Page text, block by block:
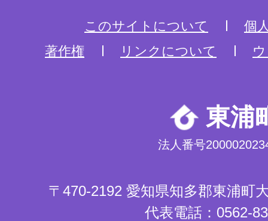
このサイトについて
個
著作権
リンクについて
東浦
法人番号
〒470-2192 愛知県知多郡東浦町
代表電話：0562-